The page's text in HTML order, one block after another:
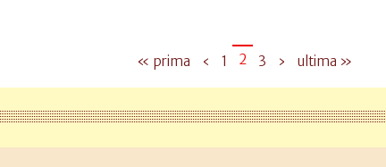
« prima ‹ 1 2 3 › ultima »